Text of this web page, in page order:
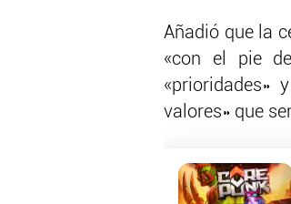
Añadió que la
«con el pie
«prioridades»
valores» que